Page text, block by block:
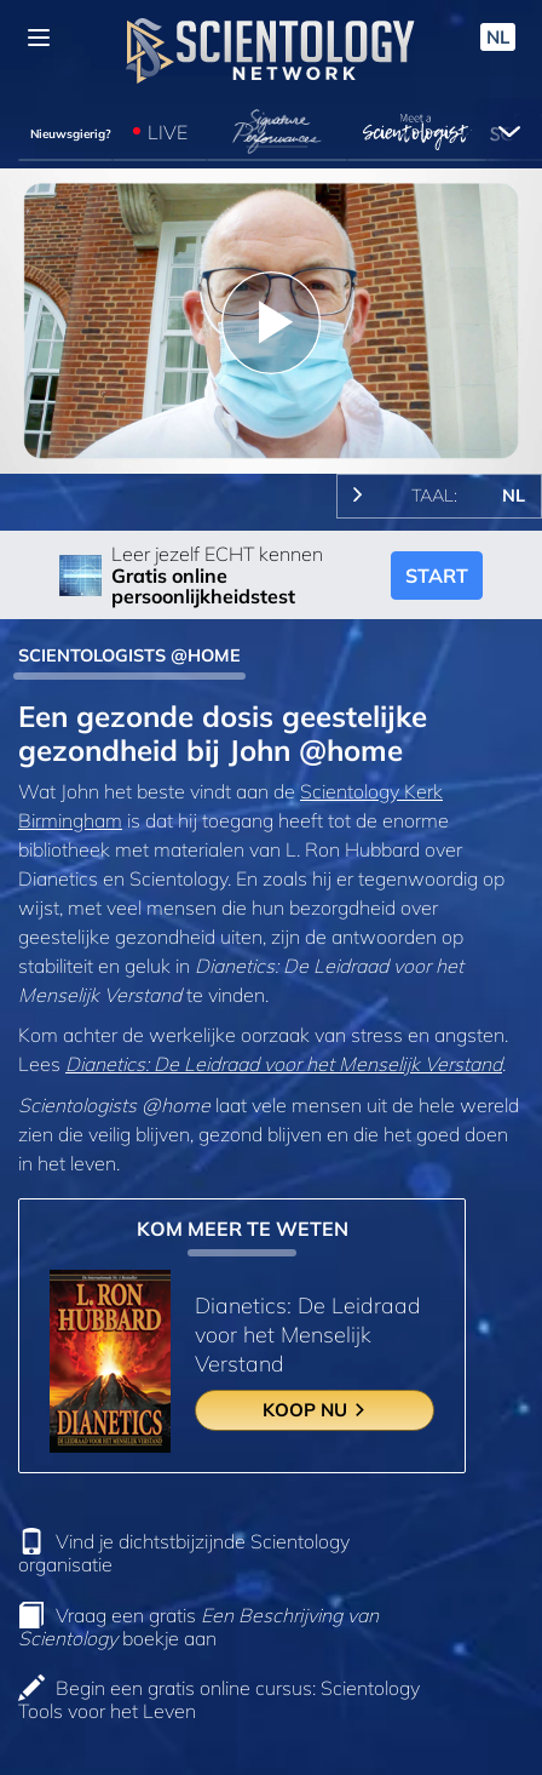
NL
Nieuwsgierig? LIVE
Play
Video
TAAL: NL
Leer jezelf ECHT kennen
Gratis online
persoonlijkheidstest
START
SCIENTOLOGISTS @HOME
Een gezonde dosis geestelijke
gezondheid bij John @home
Wat John het beste vindt aan de Scientology Kerk
Birmingham is dat hij toegang heeft tot de enorme
bibliotheek met materialen van L. Ron Hubbard over
Dianetics en Scientology. En zoals hij er tegenwoordig op
wijst, met veel mensen die hun bezorgdheid over
geestelijke gezondheid uiten, zijn de antwoorden op
stabiliteit en geluk in Dianetics: De Leidraad voor het
Menselijk Verstandte vinden.
Kom achter de werkelijke oorzaak van stress en angsten.
Lees Dianetics: De Leidraad voor het Menselijk Verstand.
Scientologists @home laat vele mensen uit de hele wereld
zien die veilig blijven, gezond blijven en die het goed doen
in het leven.
KOM MEER TE WETEN
Dianetics: De Leidraad
voor het Menselijk
Verstand
KOOP NU
Vind je dichtstbijzijnde Scientology
organisatie
Vraag een gratis Een Beschrijving van
Scientologyboekje aan
Begin een gratis online cursus: Scientology
Tools voor het Leven